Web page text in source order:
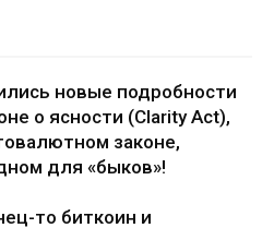
новые подробности
о ясности (Clarity Act),
законе,
для «быков»!
то биткоин и